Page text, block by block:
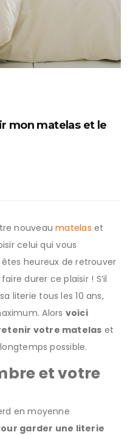
mon matelas et le
nouveau matelas et
celui qui vous
heureux de retrouver
durer ce plaisir ! S’il
literie tous les 10 ans,
Alors voici
votre matelas et
possible.
et votre
en moyenne
garder une literie